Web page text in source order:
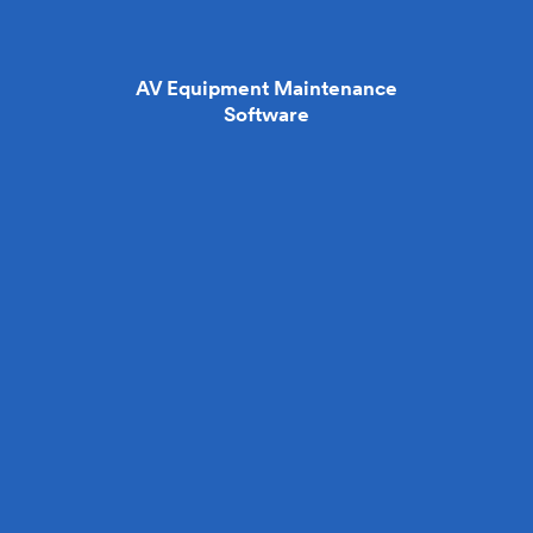
AV Equipment Maintenance
Software